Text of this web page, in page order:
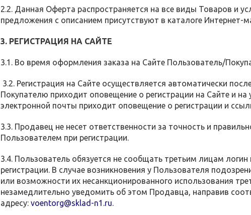
2.2. Данная Оферта распространяется на все виды Товаров и
предложения с описанием присутствуют в каталоге Интернет-
3. РЕГИСТРАЦИЯ НА САЙТЕ
3.1. Во время оформления заказа на Сайте Пользователь/
3.2. Регистрация на Сайте осуществляется автоматически
Покупателю приходит оповещение о регистрации на Сайте и
электронной почты приходит оповещение о регистрации и
3.3. Продавец не несет ответственности за точность и
Пользователем при регистрации.
3.4. Пользователь обязуется не сообщать третьим лицам
регистрации. В случае возникновения у Пользователя
или возможности их несанкционированного использования
незамедлительно уведомить об этом Продавца, направив
адресу: voentorg@sklad-n1.ru.